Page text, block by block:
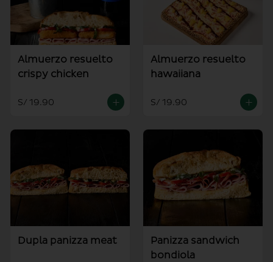
Almuerzo resuelto
crispy chicken
S/ 19.90
Almuerzo resuelto
hawaiiana
S/ 19.90
Dupla panizza meat
Panizza sandwich
bondiola